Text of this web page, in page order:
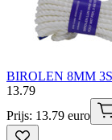
BIROLEN 8MM
13.79
Prijs: 13.79 euro